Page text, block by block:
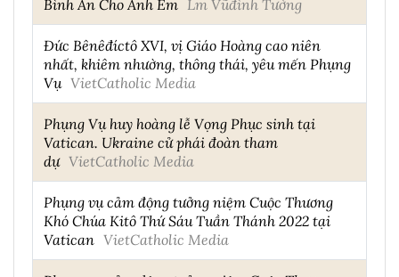
Bình An Cho Anh Em Lm Vũđình Tường
Đức Bênêđíctô XVI, vị Giáo Hoàng cao niên
nhất, khiêm nhường, thông thái, yêu mến Phụng
Vụ VietCatholic Media
Phụng Vụ huy hoàng lễ Vọng Phục sinh tại
Vatican. Ukraine cử phái đoàn tham
dự VietCatholic Media
Phụng vụ cảm động tưởng niệm Cuộc Thương
Khó Chúa Kitô Thứ Sáu Tuần Thánh 2022 tại
Vatican VietCatholic Media